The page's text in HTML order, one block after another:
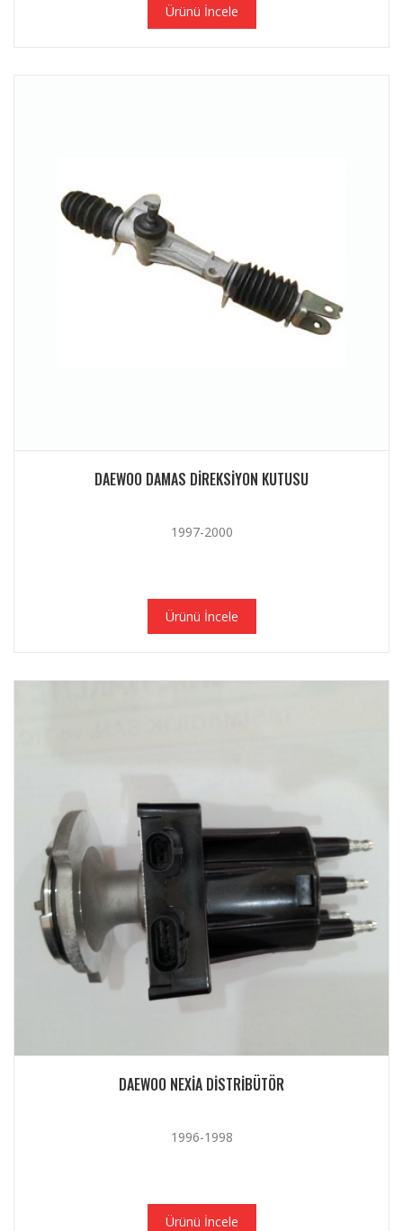
Ürünü İncele
DAEWOO DAMAS DIREKSIYON KUTUSU
1997-2000
Ürünü İncele
DAEWOO NEXIA DISTRIBÜTÖR
1996-1998
Ürünü İncele